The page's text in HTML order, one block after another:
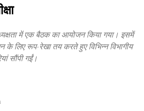
में एक बैठक का आयोजन किया गया। इसमें
लिए रूप-रेखा तय करते हुए विभिन्न विभागीय
सौंपी गईं।